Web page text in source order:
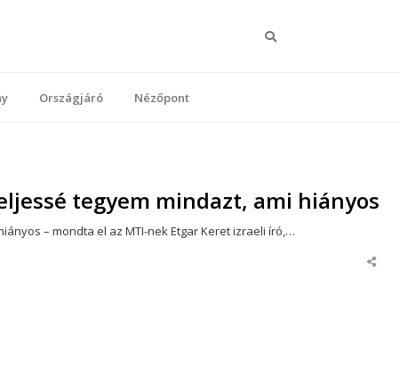
Országjáró Nézőpont
tegyem mindazt, ami hiányos
– mondta el az MTI-nek Etgar Keret izraeli író,…
Share